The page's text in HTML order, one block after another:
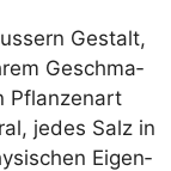
Gestalt,
Geschma­
Pflan­zen­art
jedes Salz in
Eigen­